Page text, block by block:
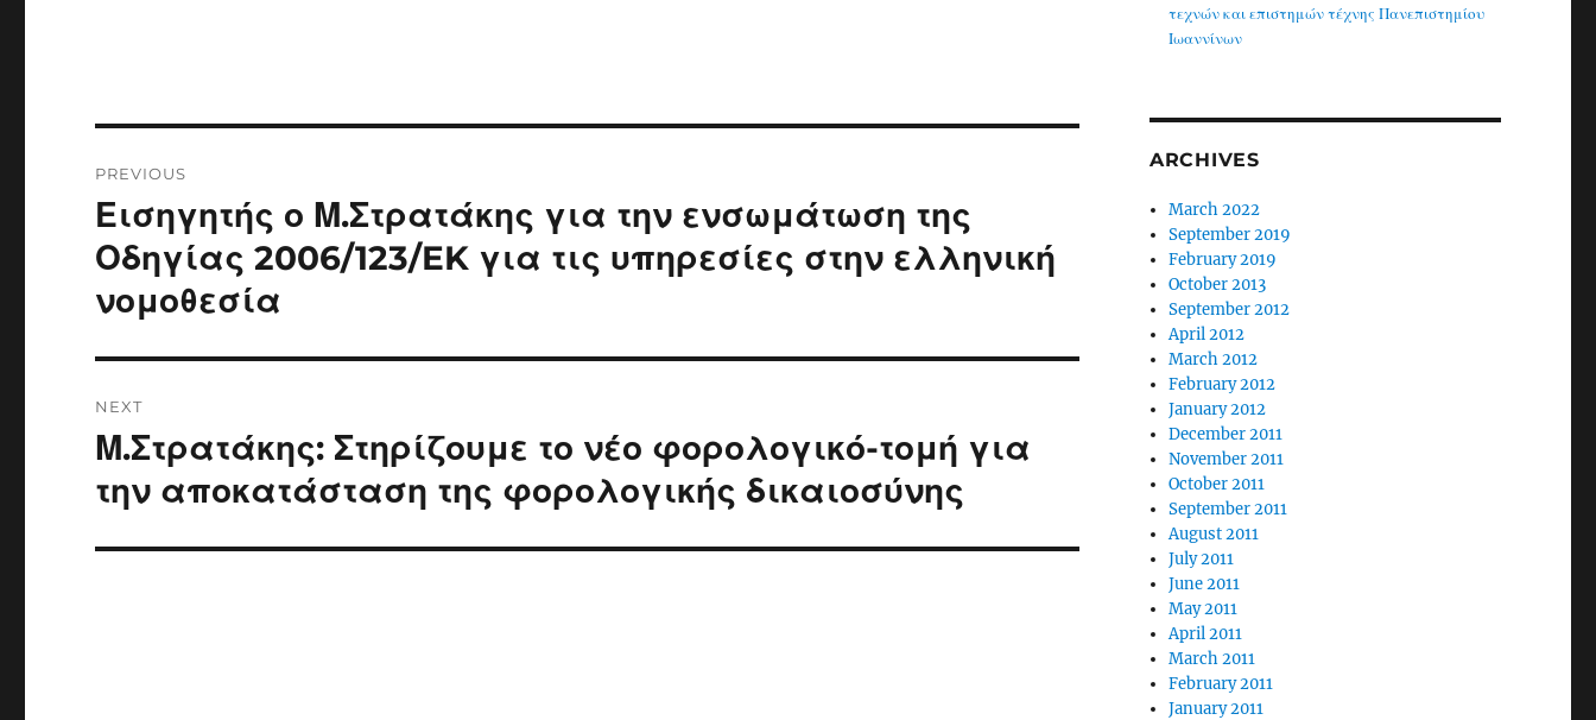
navigation
PREVIOUS
Previous
post:
Εισηγητής ο Μ.Στρατάκης για την ενσωμάτωση της
Οδηγίας 2006/123/EK για τις υπηρεσίες στην ελληνική
νομοθεσία
NEXT
Next
Μ.Στρατάκης: Στηρίζουμε το νέο φορολογικό-τομή για
την αποκατάσταση της φορολογικής δικαιοσύνης
τεχνών και επιστημών τέχνης Πανεπιστημίου
Ιωαννίνων
ARCHIVES
March 2022
September 2019
February 2019
October 2013
September 2012
April 2012
March 2012
February 2012
January 2012
December 2011
November 2011
October 2011
September 2011
August 2011
July 2011
June 2011
May 2011
April 2011
March 2011
February 2011
January 2011